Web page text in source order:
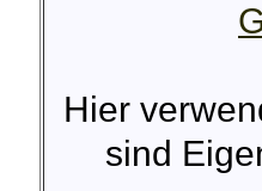
Hier
sind